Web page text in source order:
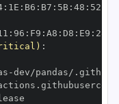
: 1E : B6 : B7 : 5B: 48 : 52
: 96 : F9 : A8 : D8 : E9 : 28
:
-